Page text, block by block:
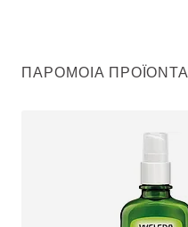
ΠΑΡΌΜΟΙΑ ΠΡΟΪΌΝΤΑ